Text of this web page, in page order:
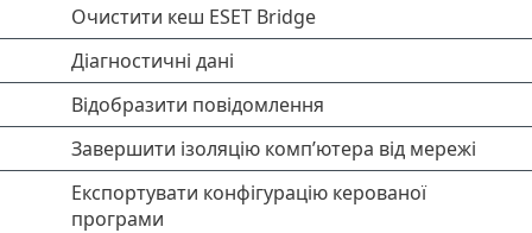
Очистити кеш ESET Bridge
Діагностичні дані
Відобразити повідомлення
Завершити ізоляцію комп’ютера від мережі
Експортувати конфігурацію керованої
програми